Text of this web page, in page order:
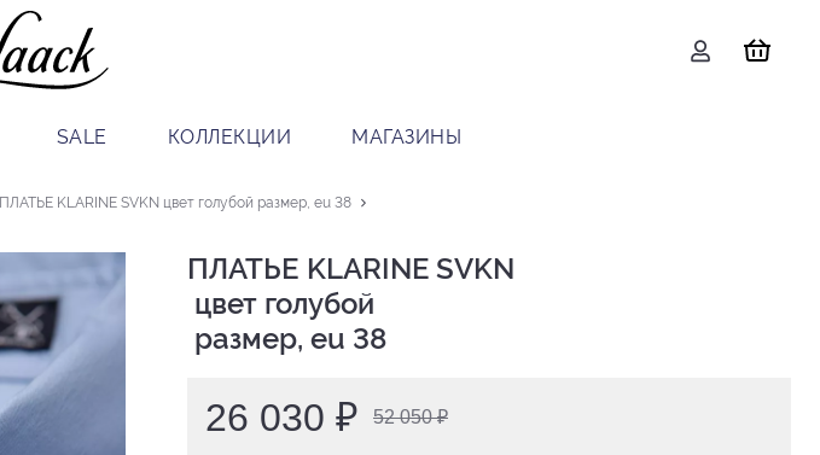
SALE КОЛЛЕКЦИИ МАГАЗИНЫ
ПЛАТЬЕ KLARINE SVKN цвет голубой размер, eu 38
ПЛАТЬЕ KLARINE SVKN
размер, eu 38
26 030 ₽ 52 050 ₽